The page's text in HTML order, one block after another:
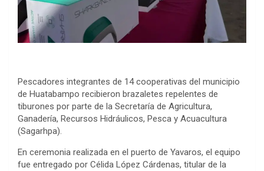
Pescadores integrantes de 14 cooperativas del municipio
de Huatabampo recibieron brazaletes repelentes de
tiburones por parte de la Secretaría de Agricultura,
Ganadería, Recursos Hidráulicos, Pesca y Acuacultura
(Sagarhpa).
En ceremonia realizada en el puerto de Yavaros, el equipo
fue entregado por Célida López Cárdenas, titular de la